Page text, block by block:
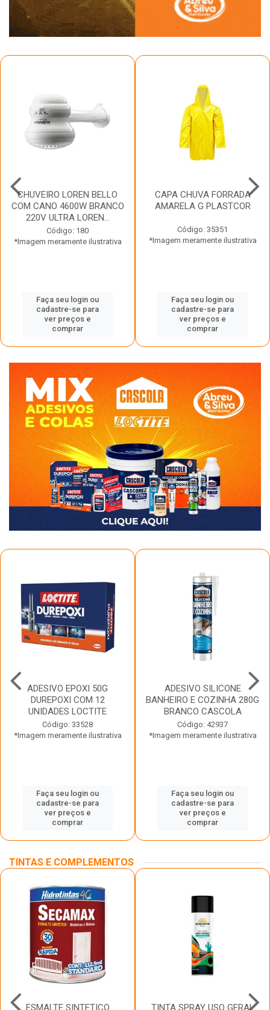
CHUVEIRO LOREN BELLO
COM CANO 4600W BRANCO
220V ULTRA LOREN...
Código: 180
*Imagem meramente ilustrativa
Faça seu login ou
cadastre-se para
ver preços e
comprar
CAPA CHUVA FORRADA
AMARELA G PLASTCOR
Código: 35351
*Imagem meramente ilustrativa
Faça seu login ou
cadastre-se para
ver preços e
comprar
ADESIVO EPOXI 50G
DUREPOXI COM 12
UNIDADES LOCTITE
Código: 33528
*Imagem meramente ilustrativa
Faça seu login ou
cadastre-se para
ver preços e
comprar
ADESIVO SILICONE
BANHEIRO E COZINHA 280G
BRANCO CASCOLA
Código: 42937
*Imagem meramente ilustrativa
Faça seu login ou
cadastre-se para
ver preços e
comprar
TINTAS E COMPLEMENTOS
ESMALTE SINTETICO TINTA SPRAY USO GERAL